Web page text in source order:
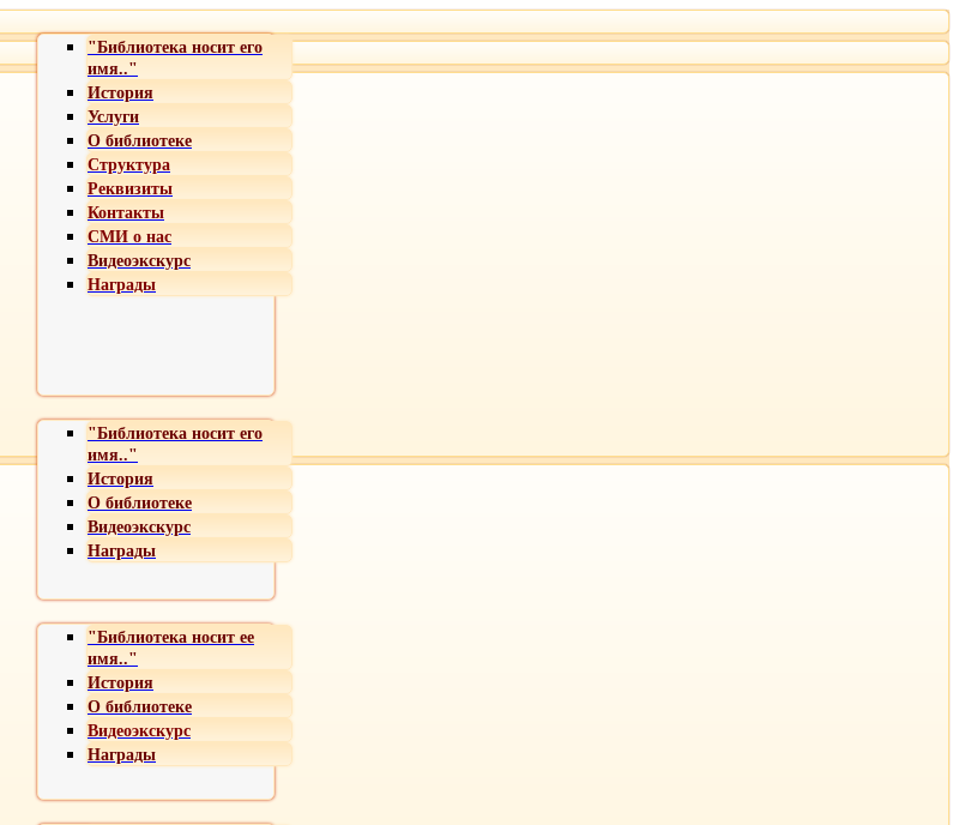
"Библиотека носит его
имя.."
История
Услуги
О библиотеке
Структура
Реквизиты
Контакты
СМИ о нас
Видеоэкскурс
Награды
"Библиотека носит его
имя.."
История
О библиотеке
Видеоэкскурс
Награды
"Библиотека носит ее
имя.."
История
О библиотеке
Видеоэкскурс
Награды